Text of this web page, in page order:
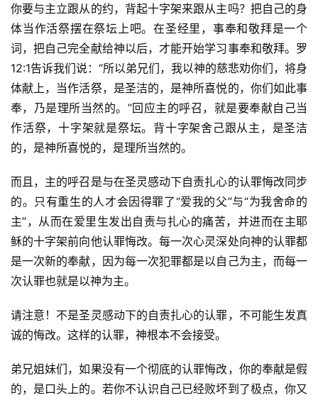
你要与主立跟从的约，背起十字架来跟从主吗？把自己的身
体当作活祭摆在祭坛上吧。在圣经里，事奉和敬拜是一个
词，把自己完全献给神以后，才能开始学习事奉和敬拜。罗
12:1告诉我们说：“所以弟兄们，我以神的慈悲劝你们，将身
体献上，当作活祭，是圣洁的，是神所喜悦的，你们如此事
奉，乃是理所当然的。”回应主的呼召，就是要奉献自己当
作活祭，十字架就是祭坛。背十字架舍己跟从主，是圣洁
的，是神所喜悦的，是理所当然的。
而且，主的呼召是与在圣灵感动下自责扎心的认罪悔改同步
的。只有重生的人才会因得罪了“爱我的父”与“为我舍命的
主”，从而在爱里生发出自责与扎心的痛苦，并进而在主耶
稣的十字架前向他认罪悔改。每一次心灵深处向神的认罪都
是一次新的奉献，因为每一次犯罪都是以自己为主，而每一
次认罪也就是以神为主。
请注意！不是圣灵感动下的自责扎心的认罪，不可能生发真
诚的悔改。这样的认罪，神根本不会接受。
弟兄姐妹们，如果没有一个彻底的认罪悔改，你的奉献是假
的，是口头上的。若你不认识自己已经败坏到了极点，你又